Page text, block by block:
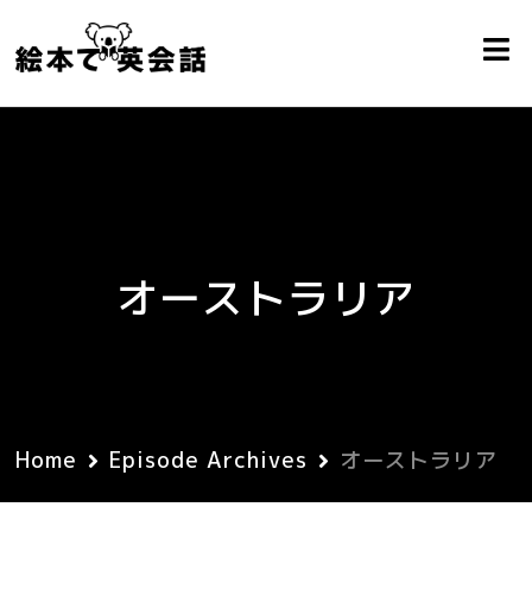
オーストラリア
Home Episode Archives オーストラリア